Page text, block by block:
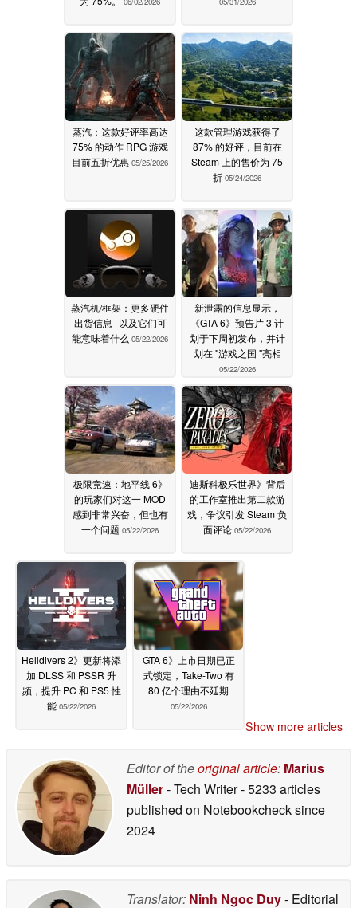
蒸汽：这款好评率高达
75% 的动作 RPG 游戏
目前五折优惠 05/25/2026
这款管理游戏获得了
87% 的好评，目前在
Steam 上的售价为 75
折 05/24/2026
蒸汽机/框架：更多硬件
出货信息--以及它们可
能意味着什么 05/22/2026
新泄露的信息显示，
《GTA 6》预告片 3 计
划于下周初发布，并计
划在 "游戏之国 "亮相
05/22/2026
极限竞速：地平线 6》
的玩家们对这一 MOD
感到非常兴奋，但也有
一个问题 05/22/2026
迪斯科极乐世界》背后
的工作室推出第二款游
戏，争议引发 Steam 负
面评论 05/22/2026
Helldivers 2》更新将添
加 DLSS 和 PSSR 升
频，提升 PC 和 PS5 性
能 05/22/2026
GTA 6》上市日期已正
式锁定，Take-Two 有
80 亿个理由不延期
05/22/2026
Show more articles
Editor of theoriginal article: Marius
Müller- Tech Writer- 5233 articles
published on Notebookchecksince
2024
Translator: Ninh Ngoc Duy- Editorial